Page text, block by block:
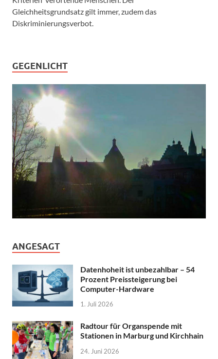
Gleichheitsgrundsatz gilt immer, zudem das
Diskriminierungsverbot.
GEGENLICHT
ANGESAGT
Datenhoheit ist unbezahlbar – 54
Prozent Preissteigerung bei
Computer-Hardware
1. Juli 2026
Radtour für Organspende mit
Stationen in Marburg und Kirchhain
24. Juni 2026